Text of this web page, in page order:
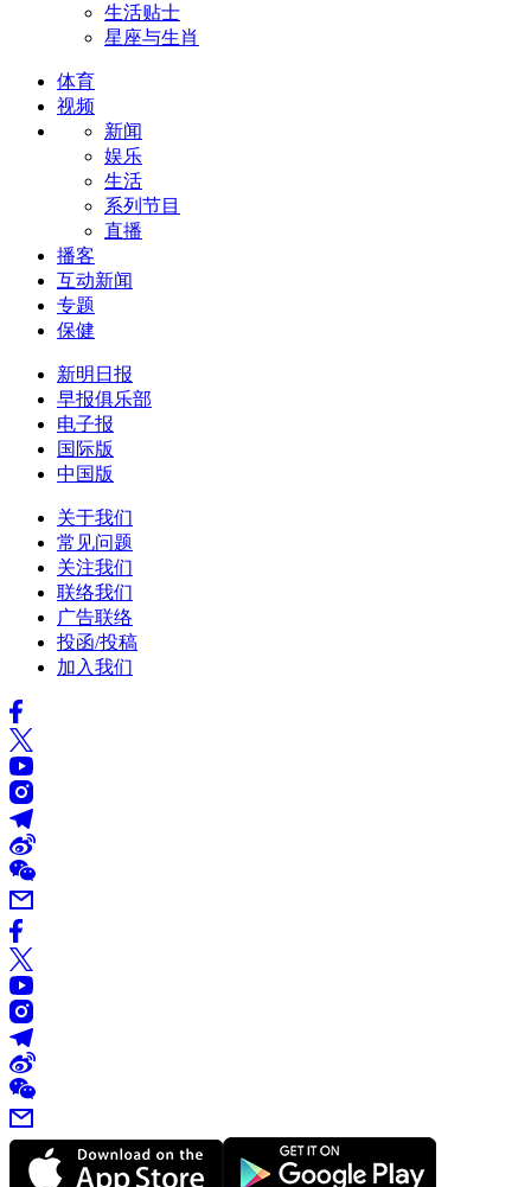
生活贴士
星座与生肖
体育
视频
新闻
娱乐
生活
系列节目
直播
播客
互动新闻
专题
保健
新明日报
早报俱乐部
电子报
国际版
中国版
关于我们
常见问题
关注我们
联络我们
广告联络
投函/投稿
加入我们